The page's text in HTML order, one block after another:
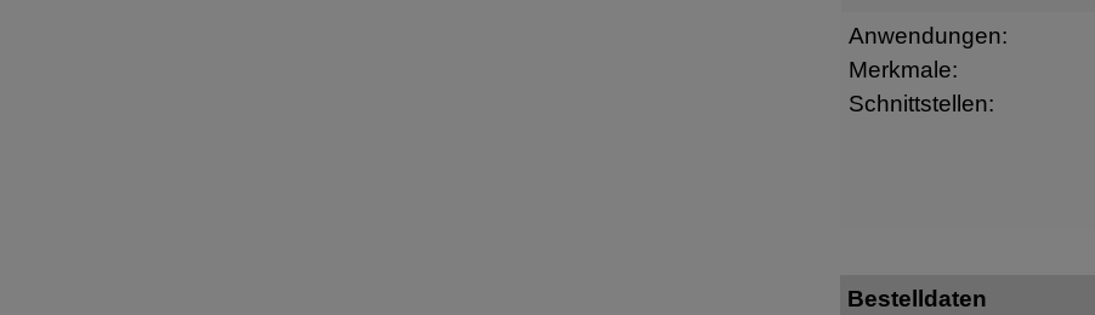
Anwendungen:
Merkmale:
Schnittstellen:
Bestelldaten